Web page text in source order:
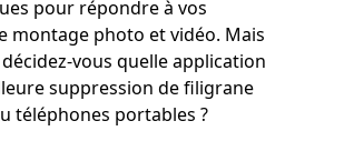
pour répondre à vos
montage photo et vidéo. Mais
vous quelle application
suppression de filigrane
téléphones portables ?